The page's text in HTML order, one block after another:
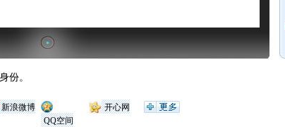
份。
开心网
QQ空间
新浪微博